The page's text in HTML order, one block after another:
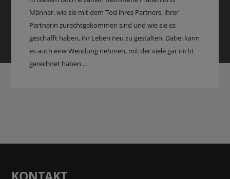
Männer, wie sie mit dem Tod ihres Partners, ihrer
Partnerin zurechtgekommen sind und wie sie es
geschafft haben, ihr Leben neu zu gestalten. Dabei kann
es auch eine Wendung nehmen, mit der viele gar nicht
gerechnet haben …